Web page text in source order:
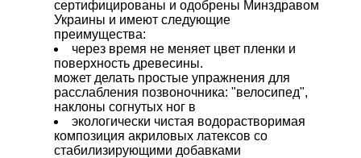
сертифицированы и одобрены Минздравом
Украины и имеют следующие
преимущества:
через время не меняет цвет пленки и
поверхность древесины.
может делать простые упражнения для
расслабления позвоночника: "велосипед",
наклоны согнутых ног в
экологически чистая водорастворимая
композиция акриловых латексов со
стабилизирующими добавками